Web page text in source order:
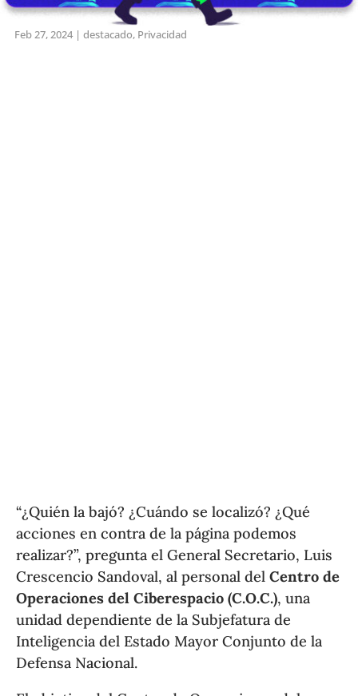
Feb 27, 2024| destacado, Privacidad
“¿Quién la bajó? ¿Cuándo se localizó? ¿Qué
acciones en contra de la página podemos
realizar?”, pregunta el General Secretario, Luis
Crescencio Sandoval, al personal delCentro de
Operaciones del Ciberespacio (C.O.C.), una
unidad dependiente de la Subjefatura de
Inteligencia del Estado Mayor Conjunto de la
Defensa Nacional.